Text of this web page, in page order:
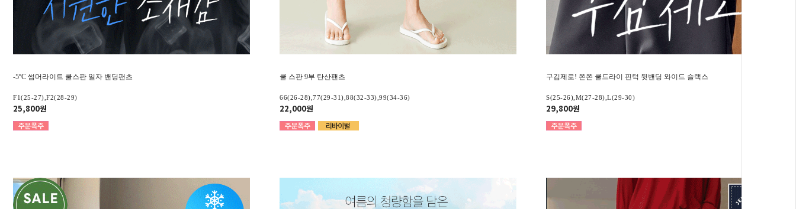
-5ºC 썸머라이트 쿨스판 일자 밴딩팬츠
F1(25-27),F2(28-29)
25,800원
쿨 스판 9부 탄산팬츠
66(26-28),77(29-31),88(32-33),99(34-36)
22,000원
구김제로! 쫀쫀 쿨드라이 핀턱 뒷밴딩 와이드 슬랙스
S(25-26),M(27-28),L(29-30)
29,800원